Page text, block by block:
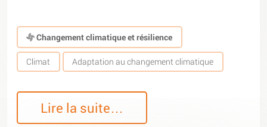
Changement climatique et résilience
Climat Adaptation au changement climatique
Lire la suite…